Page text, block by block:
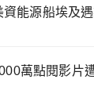
資能源船埃及
萬點閱影片